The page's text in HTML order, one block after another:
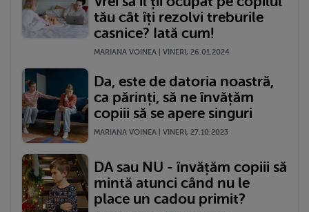
tău cât îți rezolvi treburile
casnice? Iată cum!
MARIANA VOINEA | VINERI, 26.01.2024
Da, este de datoria noastră,
ca părinți, să ne învățăm
copiii să se apere singuri
MARIANA VOINEA | VINERI, 27.10.2023
DA sau NU - învățăm copiii să
mintă atunci când nu le
place un cadou primit?